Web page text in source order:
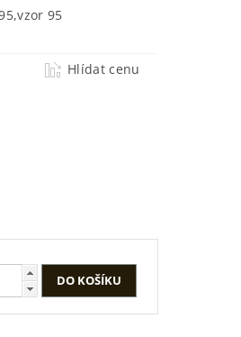
,vzor 95
Hlídat cenu